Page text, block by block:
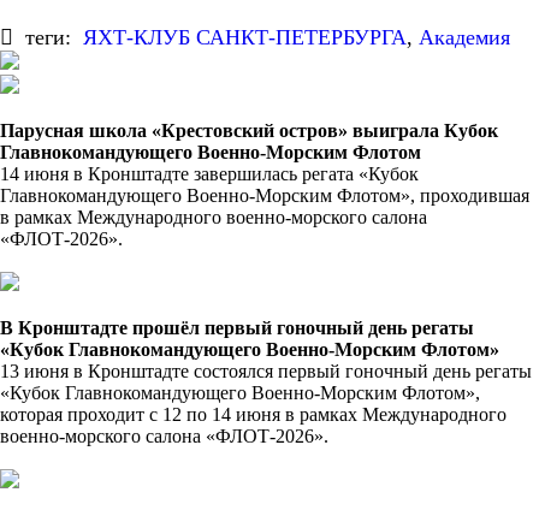
теги: ЯХТ-КЛУБ САНКТ-ПЕТЕРБУРГА, Академия
Парусная школа «Крестовский остров» выиграла Кубок
Главнокомандующего Военно-Морским Флотом
14 июня в Кронштадте завершилась регата «Кубок
Главнокомандующего Военно-Морским Флотом», проходившая
в рамках Международного военно-морского салона
«ФЛОТ-2026».
В Кронштадте прошёл первый гоночный день регаты
«Кубок Главнокомандующего Военно-Морским Флотом»
13 июня в Кронштадте состоялся первый гоночный день регаты
«Кубок Главнокомандующего Военно-Морским Флотом»,
которая проходит с 12 по 14 июня в рамках Международного
военно-морского салона «ФЛОТ-2026».